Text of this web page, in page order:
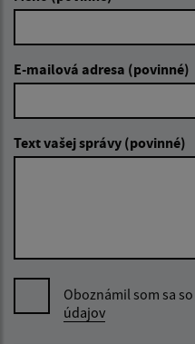
E-mailová adresa (povinné)
Text vašej správy (povinné)
Oboznámil som sa so
údajov